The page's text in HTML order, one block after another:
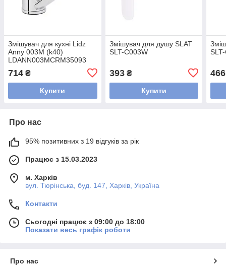
Змішувач для кухні Lidz
Anny 003M (k40)
LDANN003MCRM35093
714 ₴
Купити
Змішувач для душу SLAT
SLT-C003W
393₴
Купити
466
Про нас
95% позитивних з 19 відгуків за рік
Працює з 15.03.2023
м. Харків
вул. Тюрінська, буд. 147, Харків, Україна
Контакти
Сьогодні працює з 09:00 до 18:00
Показати весь графік роботи
Про нас